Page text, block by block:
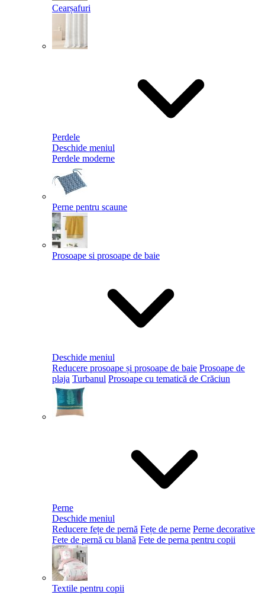
Cearșafuri
Perdele
Deschide meniul
Perdele moderne
Perne pentru scaune
Prosoape si prosoape de baie
Deschide meniul
Reducere prosoape și prosoape de baie Prosoape de
plaja Turbanul Prosoape cu tematică de Crăciun
Perne
Deschide meniul
Reducere fețe de pernă Fețe de perne Perne decorative
Fete de pernă cu blană Fete de perna pentru copii
Textile pentru copii